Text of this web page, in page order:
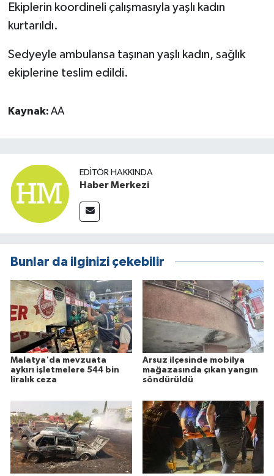
Ekiplerin koordineli çalışmasıyla yaşlı kadın
kurtarıldı.
Sedyeyle ambulansa taşınan yaşlı kadın, sağlık
ekiplerine teslim edildi.
Kaynak: AA
EDITÖR HAKKINDA
Haber Merkezi
Bunlar da ilginizi çekebilir
Malatya'da mevzuata
aykırı işletmelere 544 bin
liralık ceza
Arsuz ilçesinde mobilya
mağazasında çıkan yangın
söndürüldü